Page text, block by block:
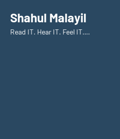
content
Shahul Malayil
Read IT. Hear IT. Feel IT….